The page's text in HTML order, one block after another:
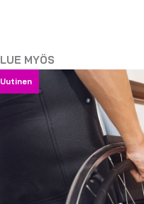
LUE MYÖS
Uutinen